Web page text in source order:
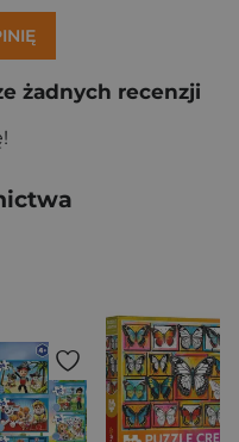
żadnych recenzji